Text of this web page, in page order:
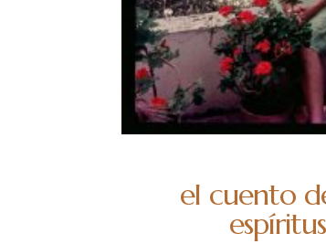
el cuento
espíritus